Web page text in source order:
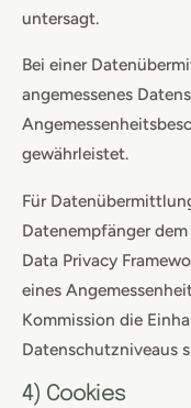
untersagt.
Bei einer
angemessenes
gewährleistet.
Für
Datenempfänger
Data Privacy
eines
Kommission die
Datenschutzniveaus
4) Cookies